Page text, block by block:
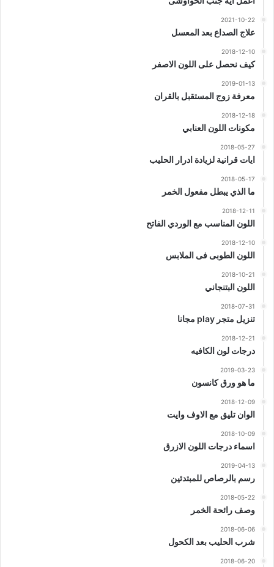
2021-10-22
علاج الصداع بعد المعسل
2018-12-10
كيف نحصل على اللون الاصفر
2019-01-13
معرفة زوج المستقبل بالقران
2018-12-18
مكونات اللون العنابي
2018-05-27
ايات قرانية لزيادة ادرار الحليب
2018-05-17
ما الذي يبطل مفعول الخمر
2018-12-11
اللون المناسب مع الوردي الفاتح
2018-12-10
اللون الطوبى فى الملابس
2018-10-21
اللون البتنجاني
2018-07-31
تنزيل متجر play مجانا
2018-12-21
درجات لون الكافيه
2019-03-23
ما هو ورق كانسون
2018-12-09
الوان تليق مع الاوف وايت
2018-10-09
اسماء درجات اللون الازرق
2019-04-13
رسم بالرصاص للمبتدئين
2018-05-22
وصف رائحة الخمر
2018-06-06
شرب الحليب بعد الكحول
2018-06-20